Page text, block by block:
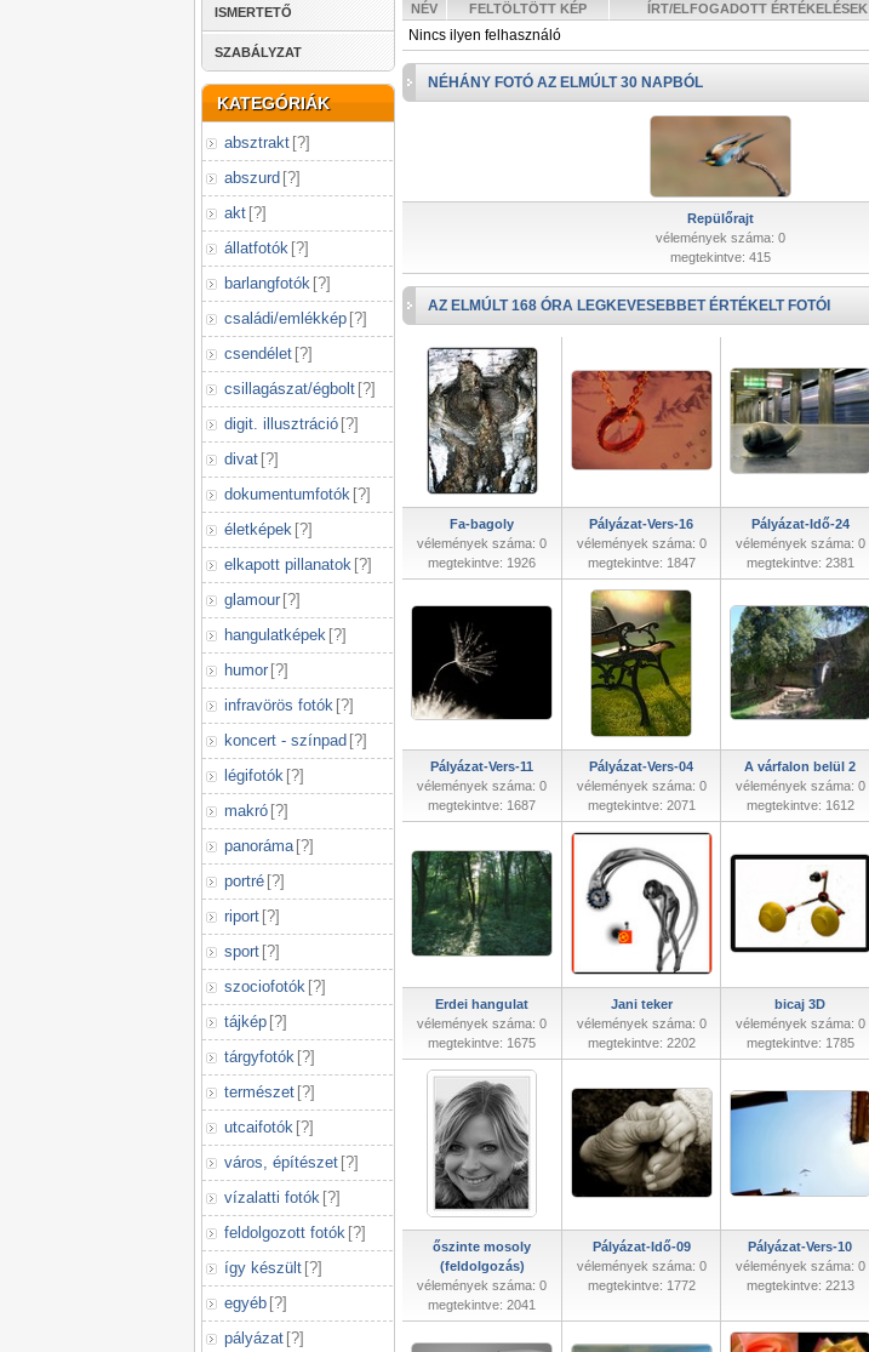
ISMERTETŐ
SZABÁLYZAT
KATEGÓRIÁK
absztrakt [?]
abszurd [?]
akt [?]
állatfotók [?]
barlangfotók [?]
családi/emlékkép [?]
csendélet [?]
csillagászat/égbolt [?]
digit. illusztráció [?]
divat [?]
dokumentumfotók [?]
életképek [?]
elkapott pillanatok [?]
glamour [?]
hangulatképek [?]
humor [?]
infravörös fotók [?]
koncert - színpad [?]
légifotók [?]
makró [?]
panoráma [?]
portré [?]
riport [?]
sport [?]
szociofotók [?]
tájkép [?]
tárgyfotók [?]
természet [?]
utcaifotók [?]
város, építészet [?]
vízalatti fotók [?]
feldolgozott fotók [?]
így készült [?]
egyéb [?]
pályázat [?]
NÉV FELTÖLTÖTT KÉP ÍRT/ELFOGADOTT ÉRTÉKELÉSEK
Nincs ilyen felhasználó
NÉHÁNY FOTÓ AZ ELMÚLT 30 NAPBÓL
Repülőrajt
vélemények száma: 0
megtekintve: 415
AZ ELMÚLT 168 ÓRA LEGKEVESEBBET ÉRTÉKELT FOTÓI
Fa-bagoly
vélemények száma: 0
megtekintve: 1926
Pályázat-Vers-16
vélemények száma: 0
megtekintve: 1847
Pályázat-Idő-24
vélemények száma: 0
megtekintve: 2381
Pályázat-Vers-11
vélemények száma: 0
megtekintve: 1687
Pályázat-Vers-04
vélemények száma: 0
megtekintve: 2071
A várfalon belül 2
vélemények száma: 0
megtekintve: 1612
Erdei hangulat
vélemények száma: 0
megtekintve: 1675
Jani teker
vélemények száma: 0
megtekintve: 2202
bicaj 3D
vélemények száma: 0
megtekintve: 1785
őszinte mosoly
(feldolgozás)
vélemények száma: 0
megtekintve: 2041
Pályázat-Idő-09
vélemények száma: 0
megtekintve: 1772
Pályázat-Vers-10
vélemények száma: 0
megtekintve: 2213